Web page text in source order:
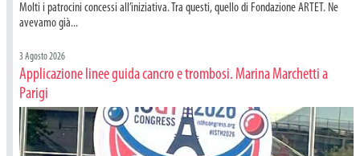
Molti i patrocini concessi all’iniziativa. Tra questi, quello di Fondazione ARTET. Ne
avevamo già...
3 Agosto 2026
Applicazione linee guida cancro e trombosi. Marina Marchetti a
Parigi